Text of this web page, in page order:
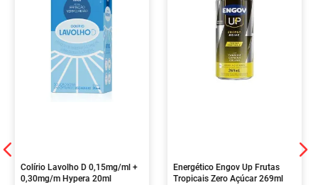
Colírio Lavolho D 0,15mg/ml +
0,30mg/m Hypera 20ml
Energético Engov Up Frutas
Tropicais Zero Açúcar 269ml